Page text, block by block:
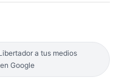
a tus medios
Google